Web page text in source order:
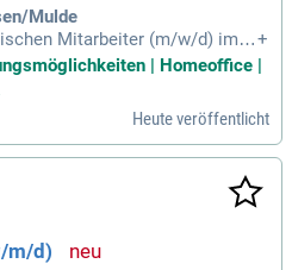
Mulde
Mitarbeiter (m/w/d) im S
Mulde. Ihr Aufgabenbereich u
Nahverkehrsdisposition d
zusammen, um ei
gewährleisten. Diese Vollzeit
die Möglichkeit, Teil ein
Profitieren Sie von eine
im regionalen Nahverkehr im
Sie sich jetzt und ges
mit uns!
+
| Homeoffice |
Heute veröffentlicht
m/d)